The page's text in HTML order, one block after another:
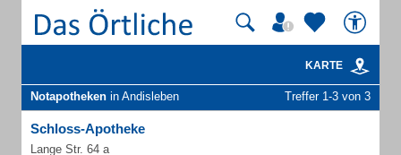
KARTE
Notapotheken in Andisleben Treffer 1-3 von 3
Schloss-Apotheke
Lange Str. 64 a